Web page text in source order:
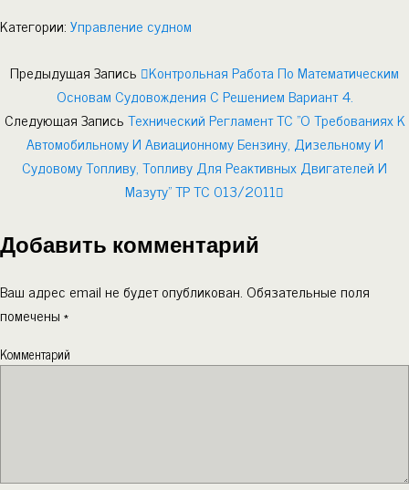
Категории:Управление судном
Предыдущая Запись Контрольная Работа По Математическим
Основам Судовождения С Решением Вариант 4.
Следующая ЗаписьТехнический Регламент ТС "О Требованиях К
Автомобильному И Авиационному Бензину, Дизельному И
Судовому Топливу, Топливу Для Реактивных Двигателей И
Мазуту" ТР ТС 013/2011
Добавить комментарий
Ваш адрес email не будет опубликован. Обязательные поля
помечены*
Комментарий